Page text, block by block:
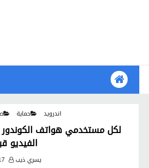
اندرويد حماية
لكل مستخدمي هواتف
الفيديو
يسري ذيب